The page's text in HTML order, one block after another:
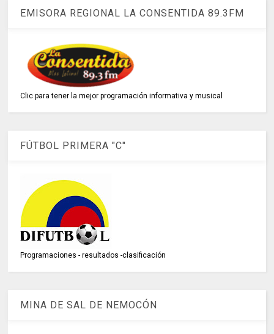
EMISORA REGIONAL LA CONSENTIDA 89.3FM
Clic para tener la mejor programación informativa y musical
FÚTBOL PRIMERA "C"
Programaciones - resultados -clasificación
MINA DE SAL DE NEMOCÓN